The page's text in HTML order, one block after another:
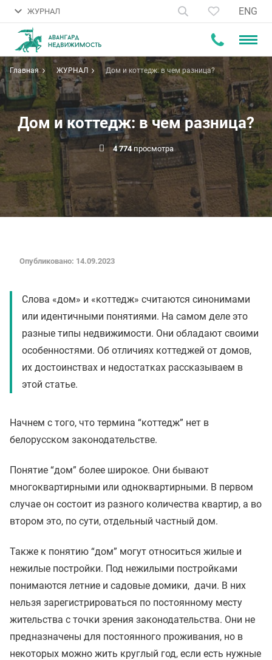
ЖУРНАЛ ENG
Главная ЖУРНАЛ Дом и коттедж: в чем разница?
Дом и коттедж: в чем разница?
4 774просмотра
Опубликовано: 14.09.2023
Слова «дом» и «коттедж» считаются синонимами
или идентичными понятиями. На самом деле это
разные типы недвижимости. Они обладают своими
особенностями. Об отличиях коттеджей от домов,
их достоинствах и недостатках рассказываем в
этой статье.
Начнем с того, что термина “коттедж” нет в
белорусском законодательстве.
Понятие “дом” более широкое. Они бывают
многоквартирными или одноквартирными. В первом
случае он состоит из разного количества квартир, а во
втором это, по сути, отдельный частный дом.
Также к понятию “дом” могут относиться жилые и
нежилые постройки. Под нежилыми постройками
понимаются летние и садовые домики, дачи. В них
нельзя зарегистрироваться по постоянному месту
жительства с точки зрения законодательства. Они не
предназначены для постоянного проживания, но в
некоторых можно жить круглый год, если есть нужные